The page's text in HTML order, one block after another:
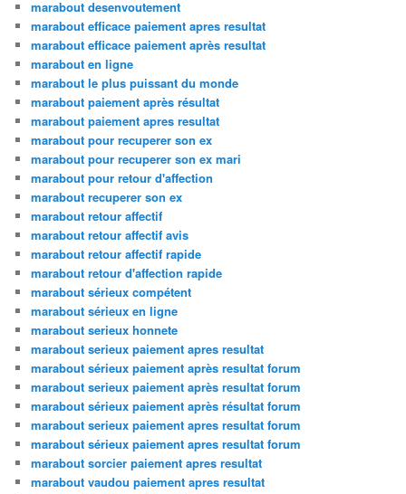
marabout desenvoutement
marabout efficace paiement apres resultat
marabout efficace paiement après resultat
marabout en ligne
marabout le plus puissant du monde
marabout paiement après résultat
marabout paiement apres resultat
marabout pour recuperer son ex
marabout pour recuperer son ex mari
marabout pour retour d'affection
marabout recuperer son ex
marabout retour affectif
marabout retour affectif avis
marabout retour affectif rapide
marabout retour d'affection rapide
marabout sérieux compétent
marabout sérieux en ligne
marabout serieux honnete
marabout serieux paiement apres resultat
marabout sérieux paiement après resultat forum
marabout serieux paiement après resultat forum
marabout sérieux paiement après résultat forum
marabout serieux paiement apres resultat forum
marabout sérieux paiement apres resultat forum
marabout sorcier paiement apres resultat
marabout vaudou paiement apres resultat